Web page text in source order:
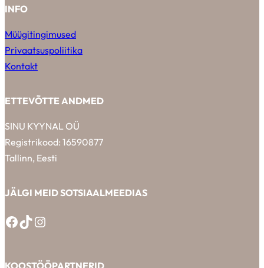
INFO
Müügitingimused
Privaatsuspoliitika
Kontakt
ETTEVÕTTE ANDMED
SINU KYYNAL OÜ
Registrikood: 16590877
Tallinn, Eesti
JÄLGI MEID SOTSIAALMEEDIAS
Facebook TikTok Instagram
KOOSTÖÖPARTNERID